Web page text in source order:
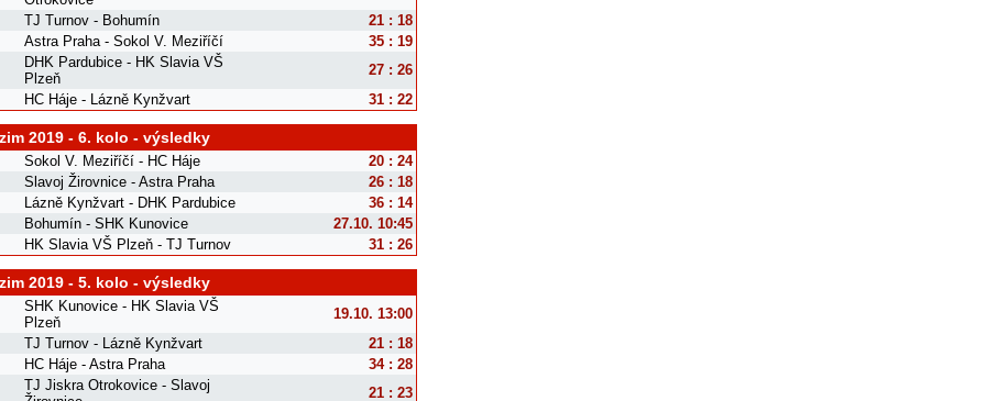
TJ Turnov - Bohumín
21 : 18
Astra Praha - Sokol V. Meziříčí
35 : 19
DHK Pardubice - HK Slavia VŠ
Plzeň
27 : 26
HC Háje - Lázně Kynžvart
31 : 22
2019 - 6. kolo - výsledky
Sokol V. Meziříčí - HC Háje
20 : 24
Slavoj Žirovnice - Astra Praha
26 : 18
Lázně Kynžvart - DHK Pardubice
36 : 14
Bohumín - SHK Kunovice
27.10. 10:45
HK Slavia VŠ Plzeň - TJ Turnov
31 : 26
2019 - 5. kolo - výsledky
SHK Kunovice - HK Slavia VŠ
Plzeň
19.10. 13:00
TJ Turnov - Lázně Kynžvart
21 : 18
HC Háje - Astra Praha
34 : 28
TJ Jiskra Otrokovice - Slavoj
21 : 23